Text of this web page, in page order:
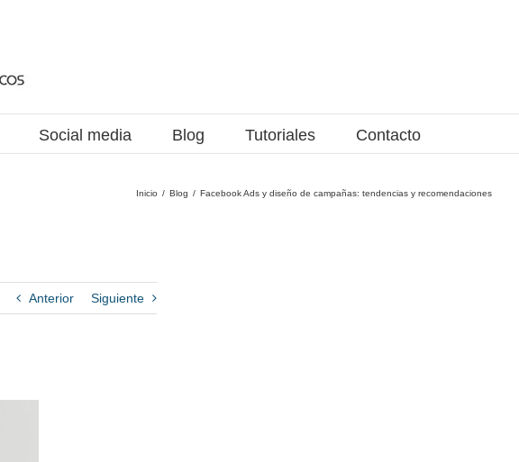
Social media Blog Tutoriales Contacto
Inicio Blog Facebook Ads y diseño de campañas: tendencias y recomendaciones
Anterior Siguiente